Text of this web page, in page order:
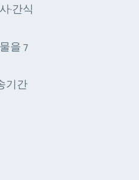
·간식
을 7
기간